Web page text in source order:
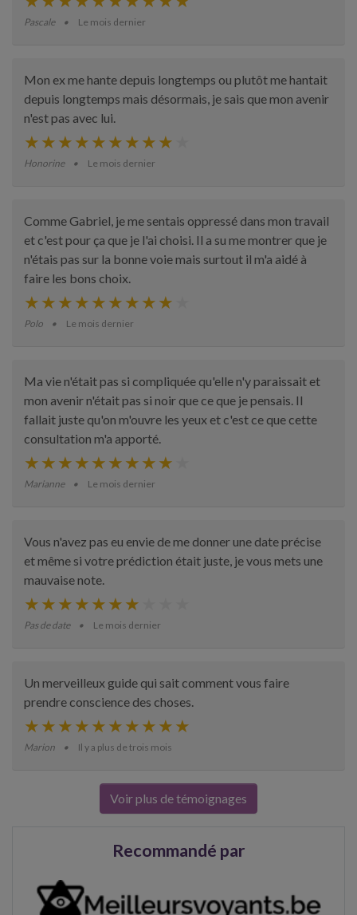
Pascale Le mois dernier
Mon ex me hante depuis longtemps ou plutôt me hantait
depuis longtemps mais désormais, je sais que mon avenir
n'est pas avec lui.
Honorine Le mois dernier
Comme Gabriel, je me sentais oppressé dans mon travail
et c'est pour ça que je l'ai choisi. Il a su me montrer que je
n'étais pas sur la bonne voie mais surtout il m'a aidé à
faire les bons choix.
Polo Le mois dernier
Ma vie n'était pas si compliquée qu'elle n'y paraissait et
mon avenir n'était pas si noir que ce que je pensais. Il
fallait juste qu'on m'ouvre les yeux et c'est ce que cette
consultation m'a apporté.
Marianne Le mois dernier
Vous n'avez pas eu envie de me donner une date précise
et même si votre prédiction était juste, je vous mets une
mauvaise note.
Pas de date Le mois dernier
Un merveilleux guide qui sait comment vous faire
prendre conscience des choses.
Marion Il y a plus de trois mois
Voir plus de témoignages
Recommandé par